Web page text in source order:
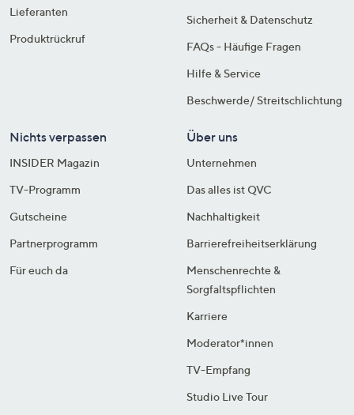
Lieferanten
Produktrückruf
Sicherheit & Datenschutz
FAQs - Häufige Fragen
Hilfe & Service
Beschwerde/ Streitschlichtung
Nichts verpassen
INSIDER Magazin
TV-Programm
Gutscheine
Partnerprogramm
Für euch da
Über uns
Unternehmen
Das alles ist QVC
Nachhaltigkeit
Barrierefreiheitserklärung
Menschenrechte &
Sorgfaltspflichten
Karriere
Moderator*innen
TV-Empfang
Studio Live Tour